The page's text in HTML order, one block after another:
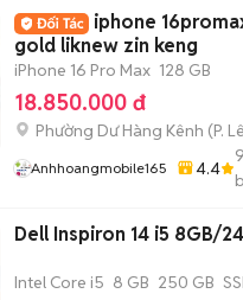
iphone
gold liknew zin keng
iPhone 16 Pro Max 128 GB
18.850.000 đ
Phường Dư Hàng Kênh (P.
Anhhoangmobile165 4.4
Dell Inspiron 14 i5 8GB/
Intel Core i5 8 GB 250 GB